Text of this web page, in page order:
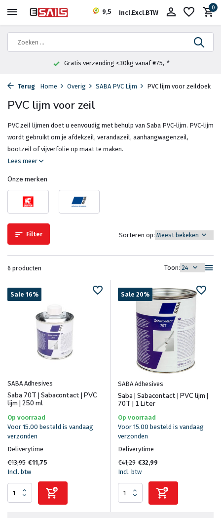
9,5 Incl.Excl.BTW
0
Fysieke winkel in Heemstede
Terug Home Overig SABA PVC Lijm PVC lijm voor zeildoek
PVC lijm voor zeil
PVC zeil lijmen doet u eenvoudig met behulp van Saba PVC-lijm. PVC-lijm
wordt gebruikt om je afdekzeil, verandazeil, aanhangwagenzeil,
bootzeil of vijverfolie op maat te maken.
Lees meer
Onze merken
Filter
6 producten Toon:
Sorteren op:
Sale 16%
SABA Adhesives
Saba 70T | Sabacontact | PVC
lijm | 250 ml
Op voorraad
Voor 15.00 besteld is vandaag
verzonden
Deliverytime
€13,95 €11,75
Incl. btw
Sale 20%
SABA Adhesives
Saba | Sabacontact | PVC lijm |
70T | 1 Liter
Op voorraad
Voor 15.00 besteld is vandaag
verzonden
Deliverytime
€41,29 €32,99
Incl. btw